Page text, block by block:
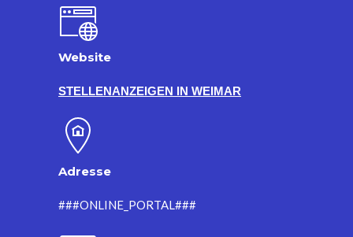
Website
STELLENANZEIGEN IN WEIMAR
Adresse
###ONLINE_PORTAL###